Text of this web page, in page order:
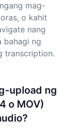
mag-
o kahit
nang
bahagi ng
transcription.
upload ng
o MOV)